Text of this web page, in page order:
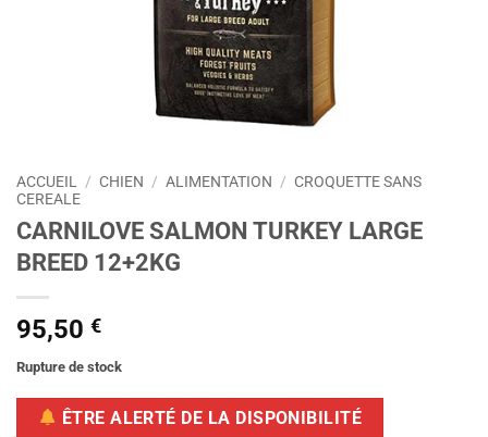
ACCUEIL / CHIEN / ALIMENTATION / CROQUETTE SANS
CEREALE
CARNILOVE SALMON TURKEY LARGE
BREED 12+2KG
95,50 €
Rupture de stock
ÊTRE ALERTÉ DE LA DISPONIBILITÉ